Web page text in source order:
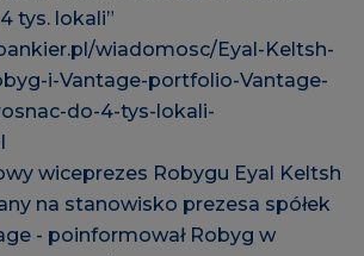
tys. lokali”
wiadomosc/Eyal-Keltsh-
i-Vantage-portfolio-Vantage-
do-4-tys-lokali-
wiceprezes Robygu Eyal Keltsh
na stanowisko prezesa spółek
- poinformował Robyg w